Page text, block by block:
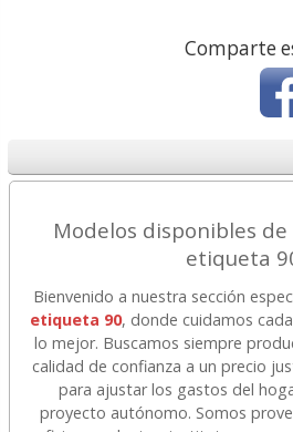
Comparte
Modelos disponibles
etiqueta
Bienvenido a nuestra sección
etiqueta 90, donde cuidamos
lo mejor. Buscamos siempre
calidad de confianza a un precio
para ajustar los gastos del
proyecto autónomo. Somos